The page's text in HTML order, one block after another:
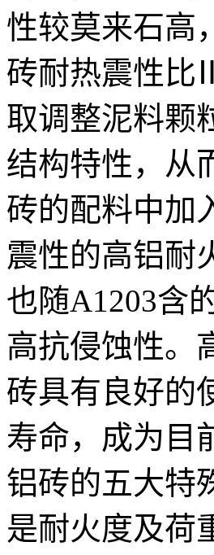
性较莫来石高
砖耐热震性比
取调整泥料颗
结构特性，从
砖的配料中加
震性的高铝耐
也随A1203含
高抗侵蚀性。
砖具有良好的
寿命，成为目
铝砖的五大特
是耐火度及荷